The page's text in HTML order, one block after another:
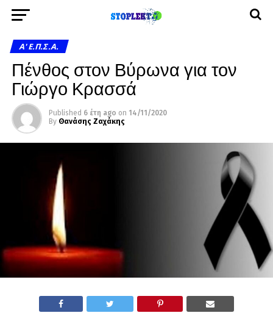
A' Ε.Π.Σ.Α.
Πένθος στον Βύρωνα για τον
Γιώργο Κρασσά
Published 6 έτη ago on 14/11/2020
By Θανάσης Ζαχάκης